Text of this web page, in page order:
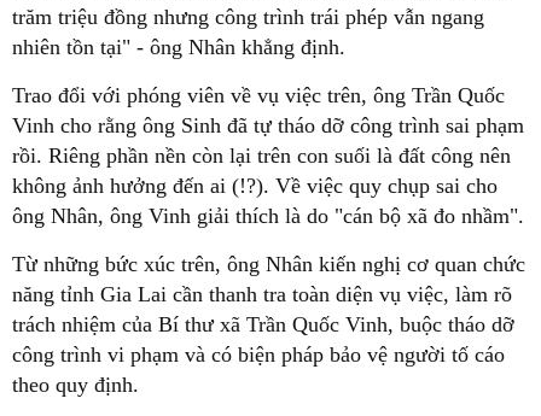
trăm triệu đồng nhưng công trình trái phép vẫn ngang
nhiên tồn tại" - ông Nhân khẳng định.
Trao đổi với phóng viên về vụ việc trên, ông Trần Quốc
Vinh cho rằng ông Sinh đã tự tháo dỡ công trình sai phạm
rồi. Riêng phần nền còn lại trên con suối là đất công nên
không ảnh hưởng đến ai (!?). Về việc quy chụp sai cho
ông Nhân, ông Vinh giải thích là do "cán bộ xã đo nhầm".
Từ những bức xúc trên, ông Nhân kiến nghị cơ quan chức
năng tỉnh Gia Lai cần thanh tra toàn diện vụ việc, làm rõ
trách nhiệm của Bí thư xã Trần Quốc Vinh, buộc tháo dỡ
công trình vi phạm và có biện pháp bảo vệ người tố cáo
theo quy định.